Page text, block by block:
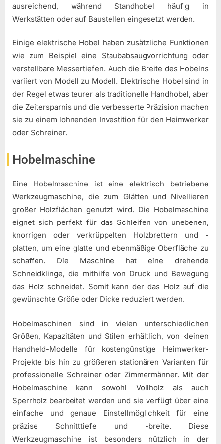
ausreichend, während Standhobel häufig in
Werkstätten oder auf Baustellen eingesetzt werden.
Einige elektrische Hobel haben zusätzliche Funktionen
wie zum Beispiel eine Staubabsaugvorrichtung oder
verstellbare Messertiefen. Auch die Breite des Hobelns
variiert von Modell zu Modell. Elektrische Hobel sind in
der Regel etwas teurer als traditionelle Handhobel, aber
die Zeitersparnis und die verbesserte Präzision machen
sie zu einem lohnenden Investition für den Heimwerker
oder Schreiner.
Hobelmaschine
Eine Hobelmaschine ist eine elektrisch betriebene
Werkzeugmaschine, die zum Glätten und Nivellieren
großer Holzflächen genutzt wird. Die Hobelmaschine
eignet sich perfekt für das Schleifen von unebenen,
knorrigen oder verkrüppelten Holzbrettern und -
platten, um eine glatte und ebenmäßige Oberfläche zu
schaffen. Die Maschine hat eine drehende
Schneidklinge, die mithilfe von Druck und Bewegung
das Holz schneidet. Somit kann der das Holz auf die
gewünschte Größe oder Dicke reduziert werden.
Hobelmaschinen sind in vielen unterschiedlichen
Größen, Kapazitäten und Stilen erhältlich, von kleinen
Handheld-Modelle für kostengünstige Heimwerker-
Projekte bis hin zu größeren stationären Varianten für
professionelle Schreiner oder Zimmermänner. Mit der
Hobelmaschine kann sowohl Vollholz als auch
Sperrholz bearbeitet werden und sie verfügt über eine
einfache und genaue Einstellmöglichkeit für eine
präzise Schnitttiefe und -breite. Diese
Werkzeugmaschine ist besonders nützlich in der